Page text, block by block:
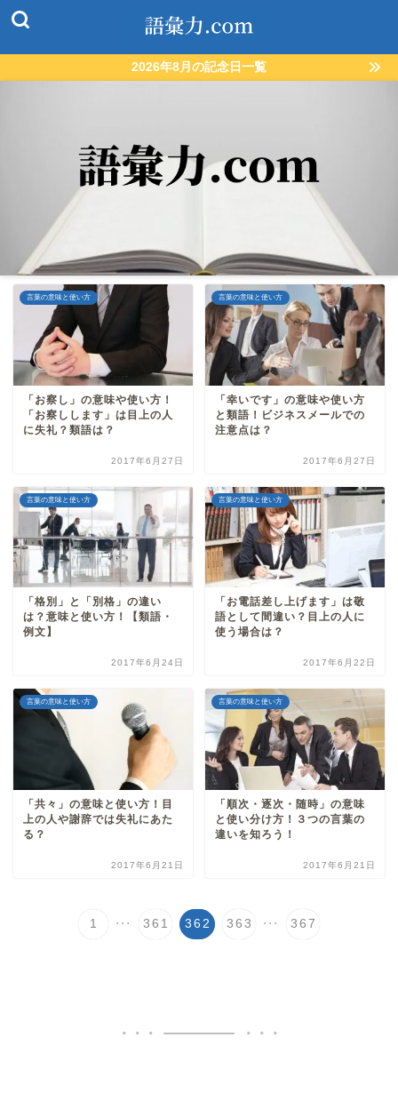
2026年8月の記念日一覧
言葉の意味と使い方
「お察し」の意味や使い方！
「お察しします」は目上の人
に失礼？類語は？
2017年6月27日
言葉の意味と使い方
「幸いです」の意味や使い方
と類語！ビジネスメールでの
注意点は？
2017年6月27日
言葉の意味と使い方
「格別」と「別格」の違い
は？意味と使い方！【類語・
例文】
2017年6月24日
言葉の意味と使い方
「お電話差し上げます」は敬
語として間違い？目上の人に
使う場合は？
2017年6月22日
言葉の意味と使い方
「共々」の意味と使い方！目
上の人や謝辞では失礼にあた
る？
2017年6月21日
言葉の意味と使い方
「順次・逐次・随時」の意味
と使い分け方！３つの言葉の
違いを知ろう！
2017年6月21日
1 ... 361 362 363 ... 367